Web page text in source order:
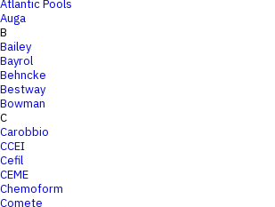
Atlantic Pools
Auga
B
Bailey
Bayrol
Behncke
Bestway
Bowman
C
Carobbio
CCEI
Cefil
CEME
Chemoform
Comete